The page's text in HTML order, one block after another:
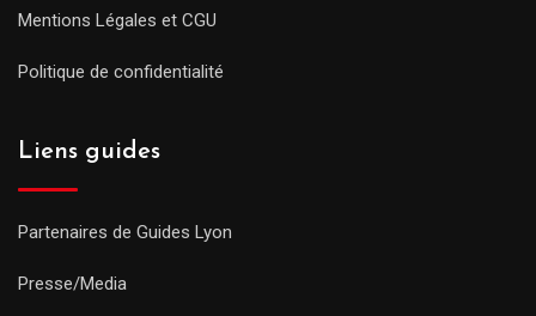
Mentions Légales et CGU
Politique de confidentialité
Liens guides
Partenaires de Guides Lyon
Presse/Media